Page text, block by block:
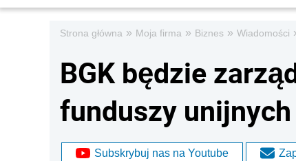
Strona główna » Moja firma » Biznes » Wiadomości
BGK będzie
funduszy unijnych
Subskrybuj nas na Youtube